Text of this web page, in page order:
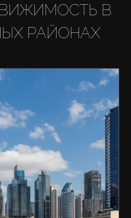
В
РАЙОНАХ